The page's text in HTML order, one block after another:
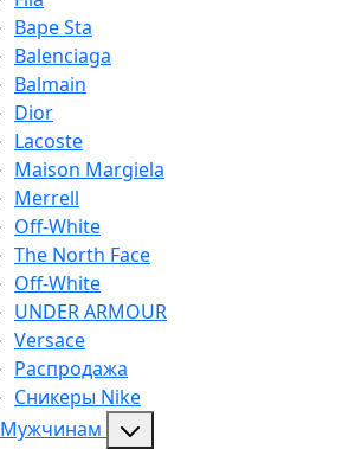
Bape Sta
Balenciaga
Balmain
Dior
Lacoste
Maison Margiela
Merrell
Off-White
The North Face
Off-White
UNDER ARMOUR
Versace
Распродажа
Сникеры Nike
Мужчинам